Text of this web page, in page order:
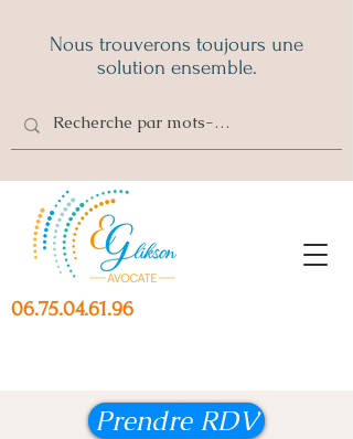
06.75.04.61.96
Nous trouverons toujours une
solution ensemble.
Prendre RDV